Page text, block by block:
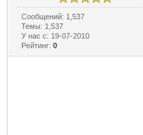
Сообщений: 1,537
Темы: 1,537
У нас с: 19-07-2010
Рейтинг:0